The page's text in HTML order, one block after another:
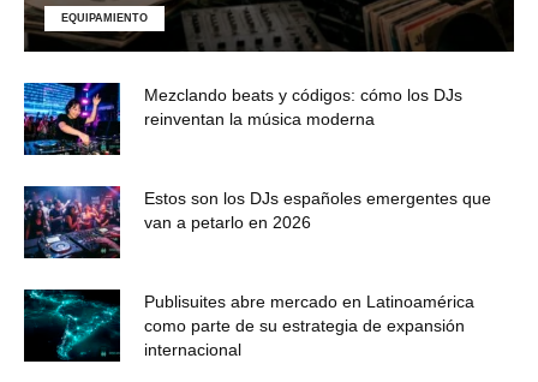
EQUIPAMIENTO
Mezclando beats y códigos: cómo los DJs
reinventan la música moderna
Estos son los DJs españoles emergentes que
van a petarlo en 2026
Publisuites abre mercado en Latinoamérica
como parte de su estrategia de expansión
internacional